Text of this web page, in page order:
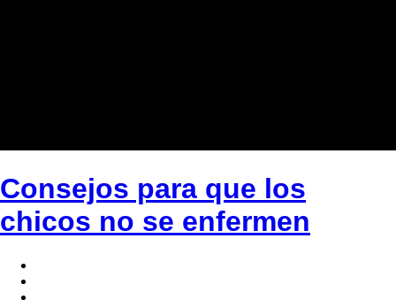
Consejos para que los
chicos no se enfermen